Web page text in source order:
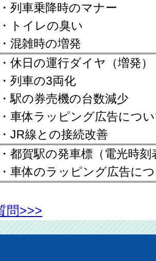
・列車乗降時のマナー
・トイレの臭い
・混雑時の増発
・休日の運行ダイヤ（増発）
・列車の3両化
・駅の券売機の台数減少
・車体ラッピング広告につ
・JR線との接続改善
・都賀駅の発車標（電光時
・車体のラッピング広告に
問>>>